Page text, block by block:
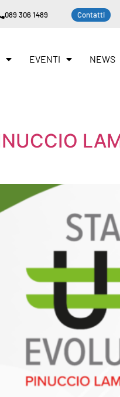
089 306 1489 Contatti
EVENTI NEWS